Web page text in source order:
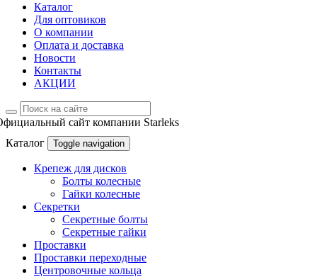
Каталог
Для оптовиков
О компании
Оплата и доставка
Новости
Контакты
АКЦИИ
сайт компании Starleks
Каталог
Toggle navigation
Крепеж для дисков
Болты колесные
Гайки колесные
Секретки
Секретные болты
Секретные гайки
Проставки
Проставки переходные
Центровочные кольца